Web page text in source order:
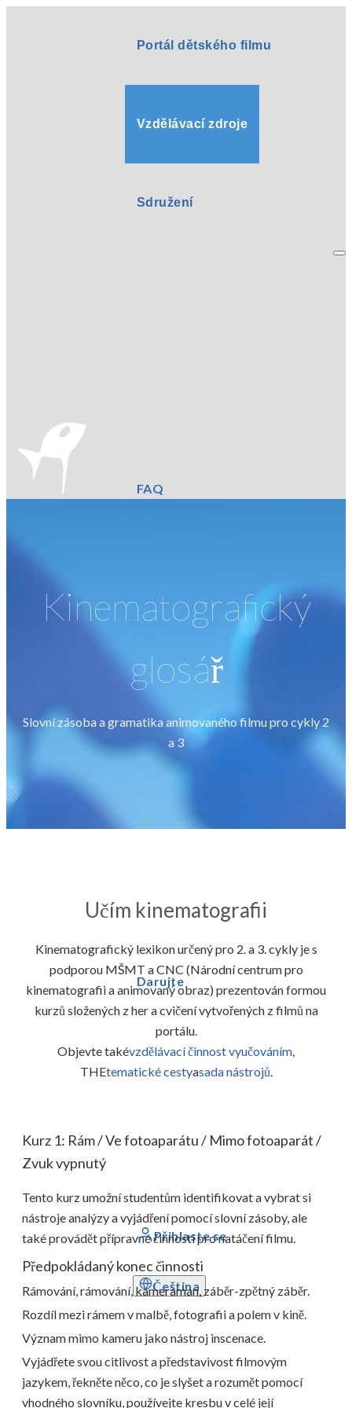
Portál dětského filmu
Vzdělávací zdroje
Sdružení
FAQ
Darujte
Přihlaste se
Čeština
Kinematografický
glosář
Slovní zásoba a gramatika animovaného filmu pro cykly 2
a 3
Učím kinematografii
Kinematografický lexikon určený pro 2. a 3. cykly je s
podporou MŠMT a CNC (Národní centrum pro
kinematografii a animovaný obraz) prezentován formou
kurzů složených z her a cvičení vytvořených z filmů na
portálu.
Objevte takévzdělávací činnost vyučováním
THEtematické cestyasada nástrojů
Kurz 1: Rám / Ve fotoaparátu / Mimo fotoaparát /
Zvuk vypnutý
Tento kurz umožní studentům identifikovat a vybrat si
nástroje analýzy a vyjádření pomocí slovní zásoby, ale
také provádět přípravné činnosti pro natáčení filmu.
Předpokládaný konec činnosti
Rámování, rámování, kameraman, záběr-zpětný záběr.
Rozdíl mezi rámem v malbě, fotografii a polem v kině.
Význam mimo kameru jako nástroj inscenace.
Vyjádřete svou citlivost a představivost filmovým
jazykem, řekněte něco, co je slyšet a rozumět pomocí
vhodného slovníku, používejte kresbu v celé její